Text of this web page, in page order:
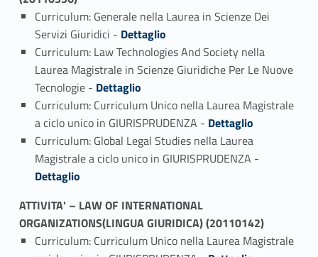
Curriculum: Generale nella Laurea in Scienze Dei
Servizi Giuridici - Link identifier #identifier_person_135911-1
Dettaglio
Curriculum: Law Technologies And Society nella
Laurea Magistrale in Scienze Giuridiche Per Le Nuove
Tecnologie - Link identifier #identifier_person_86201-2
Dettaglio
Curriculum: Curriculum Unico nella Laurea Magistrale
a ciclo unico in GIURISPRUDENZA - Link identifier #identifier_person_135220-3
Dettaglio
Curriculum: Global Legal Studies nella Laurea
Magistrale a ciclo unico in GIURISPRUDENZA -
Dettaglio
ATTIVITA' – LAW OF INTERNATIONAL
ORGANIZATIONS(LINGUA GIURIDICA) (20110142)
Curriculum: Curriculum Unico nella Laurea Magistrale
Link identifier #identifier_person_14070-1